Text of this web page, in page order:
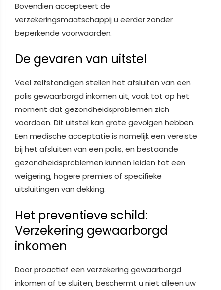
Bovendien accepteert de
verzekeringsmaatschappij u eerder zonder
beperkende voorwaarden.
De gevaren van uitstel
Veel zelfstandigen stellen het afsluiten van een
polis gewaarborgd inkomen uit, vaak tot op het
moment dat gezondheidsproblemen zich
voordoen. Dit uitstel kan grote gevolgen hebben.
Een medische acceptatie is namelijk een vereiste
bij het afsluiten van een polis, en bestaande
gezondheidsproblemen kunnen leiden tot een
weigering, hogere premies of specifieke
uitsluitingen van dekking.
Het preventieve schild:
Verzekering gewaarborgd
inkomen
Door proactief een verzekering gewaarborgd
inkomen af te sluiten, beschermt u niet alleen uw